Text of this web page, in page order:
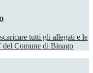
tutti gli allegati e le
del Comune di Binago